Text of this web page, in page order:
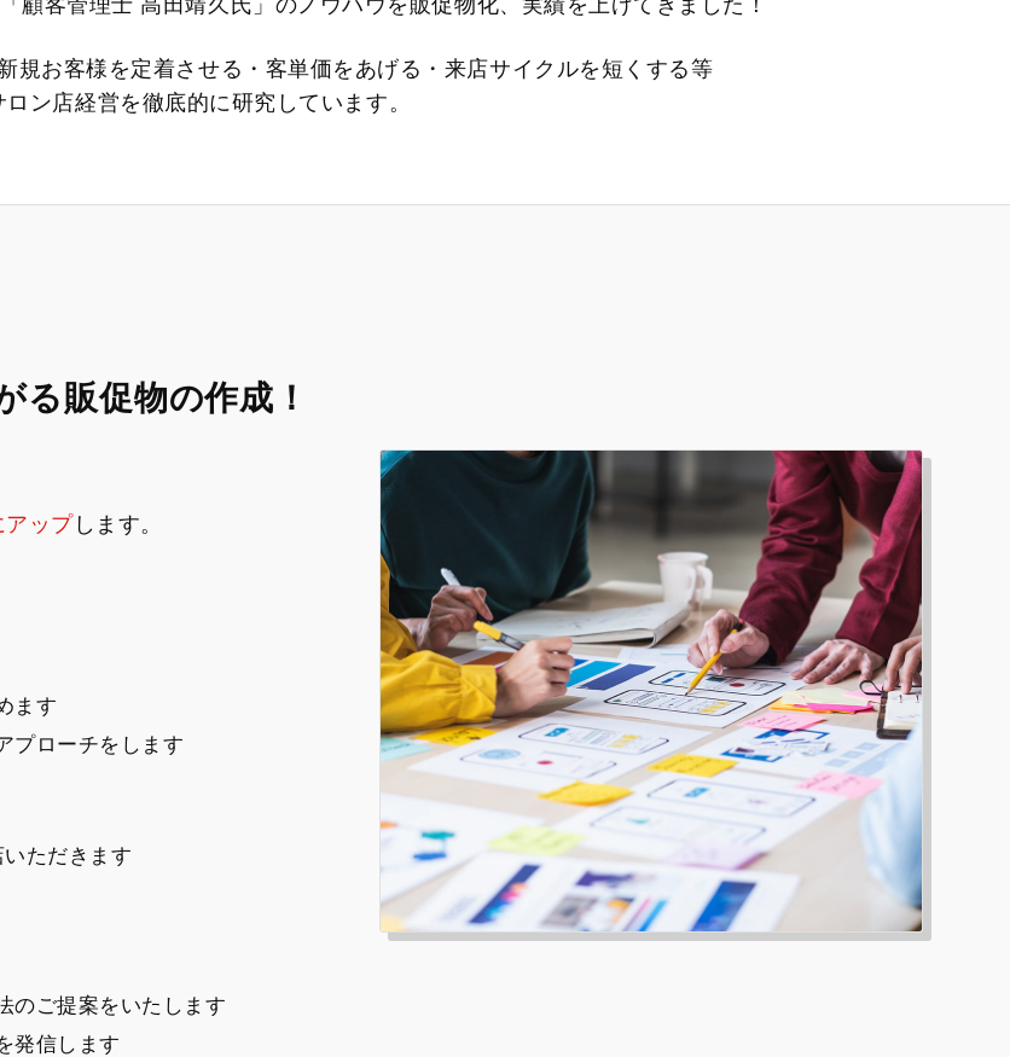
顧客管理士 高田靖久氏」のノウハウを販促物化、実績を上げてきました！
規お客様を定着させる・客単価をあげる・来店サイクルを短くする等
ロン店経営を徹底的に研究しています。
る販促物の作成！
アップします。
ます
プローチをします
ただきます
のご提案をいたします
発信します